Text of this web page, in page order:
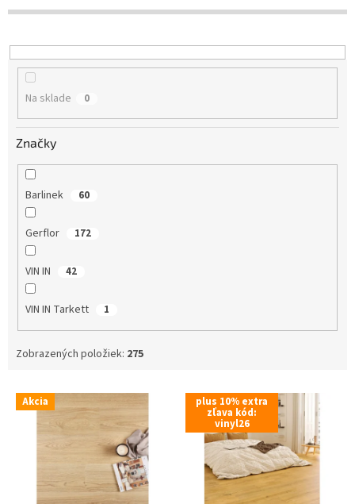
r
d
Na sklade 0
Značky
Barlinek 60
Gerflor 172
VIN IN 42
VIN IN Tarkett 1
Zobrazených položiek: 275
V Akcia plus 10% extra
zľava kód:
vinyl26